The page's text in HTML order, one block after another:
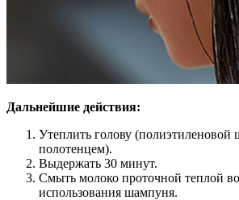
Дальнейшие действия:
Утеплить голову (полиэтиленовой
полотенцем).
Выдержать 30 минут.
Смыть молоко проточной теплой
использования шампуня.